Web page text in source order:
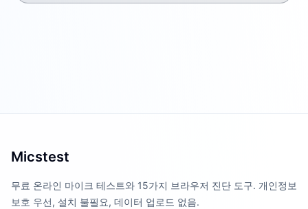
Micstest
무료 온라인 마이크 테스트와 15가지 브라우저 진단 도구. 개인정보
보호 우선, 설치 불필요, 데이터 업로드 없음.